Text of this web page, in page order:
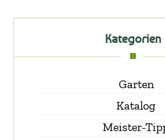
Kategorien
Garten
Katalog
Meister-